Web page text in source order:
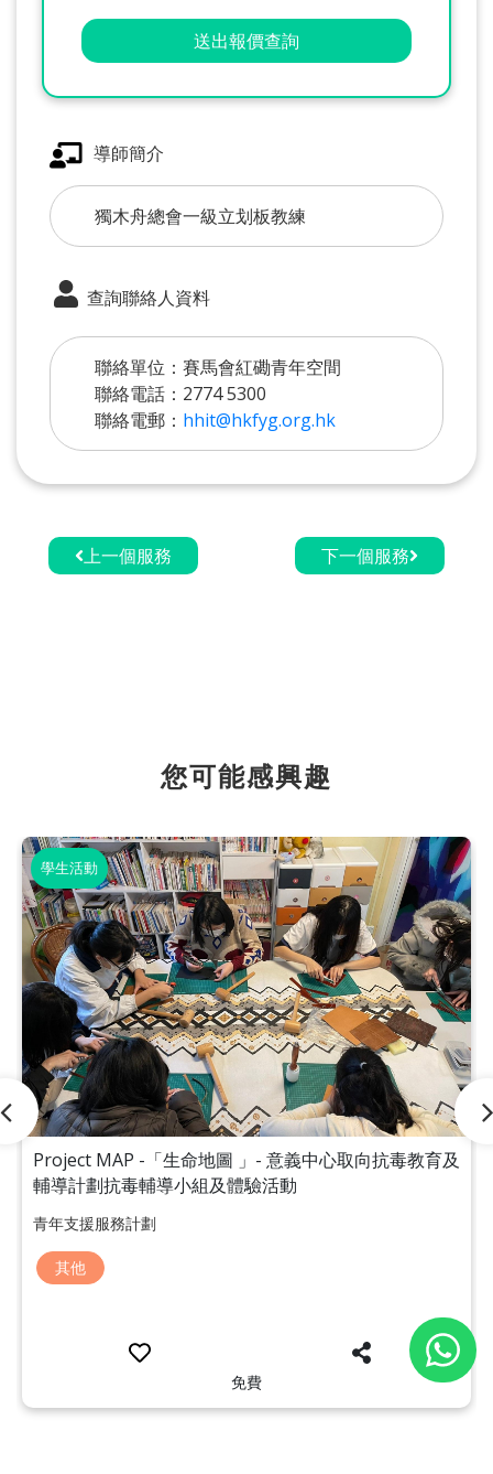
送出報價查詢
導師簡介
獨木舟總會一級立划板教練
查詢聯絡人資料
聯絡單位：賽馬會紅磡青年空間
聯絡電話：2774 5300
聯絡電郵： hhit@hkfyg.org.hk
上一個服務 下一個服務
您可能感興趣
學生活動
Project MAP -「生命地圖 」- 意義中心取向抗毒教育及
輔導計劃抗毒輔導小組及體驗活動
青年支援服務計劃
其他
免費